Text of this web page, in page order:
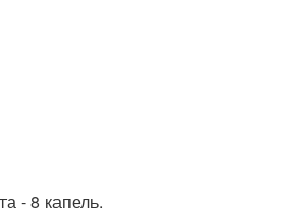
- 8 капель.